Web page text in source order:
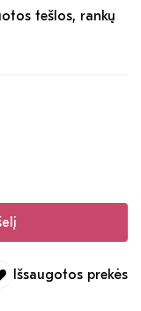
tešlos, rankų
Išsaugotos prekės